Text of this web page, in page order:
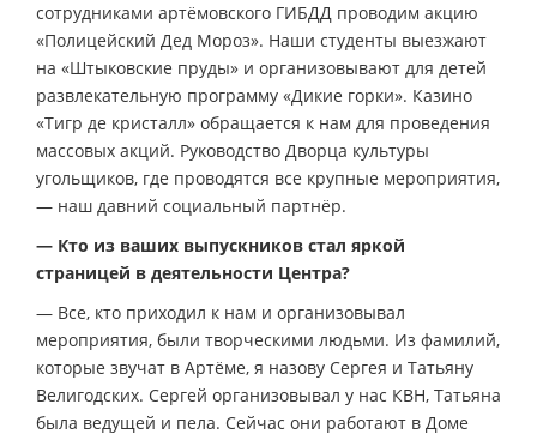
сотрудниками артёмовского ГИБДД проводим акцию
«Полицейский Дед Мороз». Наши студенты выезжают
на «Штыковские пруды» и организовывают для детей
развлекательную программу «Дикие горки». Казино
«Тигр де кристалл» обращается к нам для проведения
массовых акций. Руководство Дворца культуры
угольщиков, где проводятся все крупные мероприятия,
— наш давний социальный партнёр.
— Кто из ваших выпускников стал яркой
страницей в деятельности Центра?
— Все, кто приходил к нам и организовывал
мероприятия, были творческими людьми. Из фамилий,
которые звучат в Артёме, я назову Сергея и Татьяну
Велигодских. Сергей организовывал у нас КВН, Татьяна
была ведущей и пела. Сейчас они работают в Доме